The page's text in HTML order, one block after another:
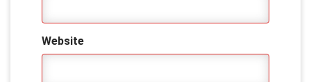
Website